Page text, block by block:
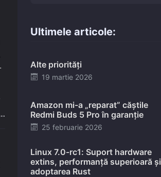
Ultimele articole:
Alte priorități
Posted
19 martie 2026
Amazon mi-a „reparat” căștile
Redmi Buds 5 Pro în garanție
Posted
25 februarie 2026
Linux 7.0-rc1: Suport hardware
extins, performanță superioară și
adoptarea Rust